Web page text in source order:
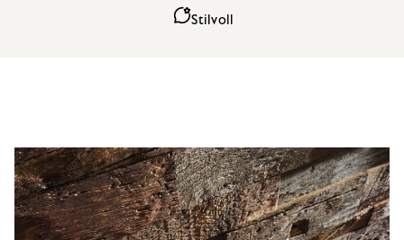
Stilvoll